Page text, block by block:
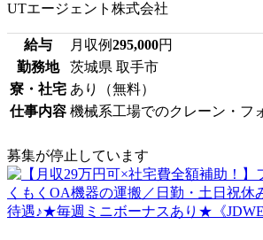
UTエージェント株式会社
給与 月収例295,000円
勤務地
茨城県 取手市
寮・社宅 あり（無料）
仕事内容 機械系工場でのクレーン・フ
募集が停止しています